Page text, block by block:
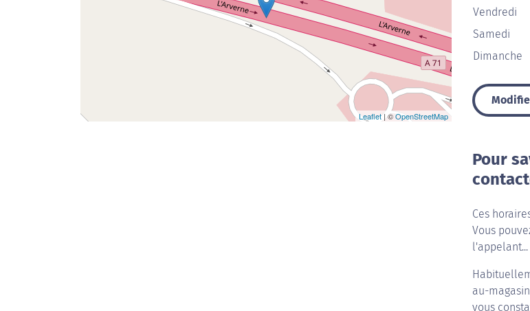
Leaflet | ©OpenStreetMap
Vendredi
Samedi
Dimanche
Pour
Ces
Vous
l'appelant...
au-
vous